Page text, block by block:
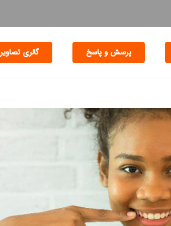
پرسش و پاسخ گالری تصاویر